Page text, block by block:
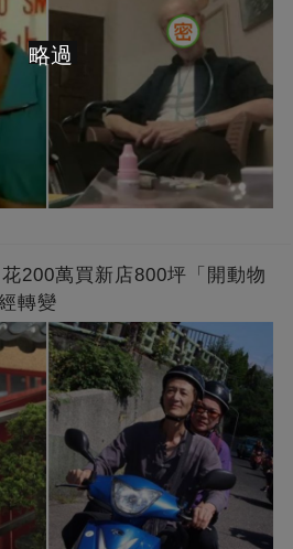
200萬買新店800坪「開動物
轉變
略過